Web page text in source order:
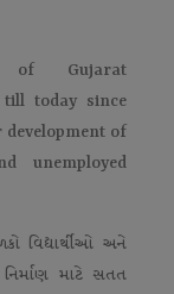
of Gujarat
till today since
development of
unemployed
વિદ્યાર્થીઓ અને
નિર્માણ માટે સતત